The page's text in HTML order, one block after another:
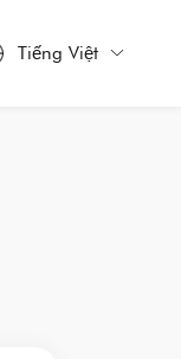
Tiếng Việt 